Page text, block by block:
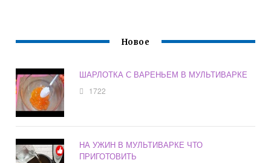
Новое
ШАРЛОТКА С ВАРЕНЬЕМ В МУЛЬТИВАРКЕ
1722
НА УЖИН В МУЛЬТИВАРКЕ ЧТО
ПРИГОТОВИТЬ